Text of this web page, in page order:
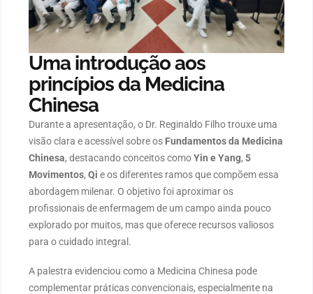
Uma introdução aos
princípios da Medicina
Chinesa
Durante a apresentação, o Dr. Reginaldo Filho trouxe uma
visão clara e acessível sobre os Fundamentos da Medicina
Chinesa, destacando conceitos comoYin e Yang, 5
Movimentos, Qi e os diferentes ramos que compõem essa
abordagem milenar. O objetivo foi aproximar os
profissionais de enfermagem de um campo ainda pouco
explorado por muitos, mas que oferece recursos valiosos
para o cuidado integral.
A palestra evidenciou como a Medicina Chinesa pode
complementar práticas convencionais, especialmente na